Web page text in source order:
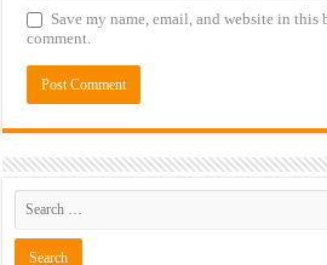
Save my name, email, and website in
comment.